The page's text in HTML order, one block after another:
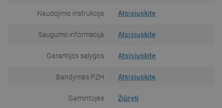
Naudojimo instrukcija Atsisiųskite
Saugumo informacija Atsisiųskite
Garantijos sąlygos Atsisiųskite
Bandymas PZH Atsisiųskite
Gamintojas Žiūrėti